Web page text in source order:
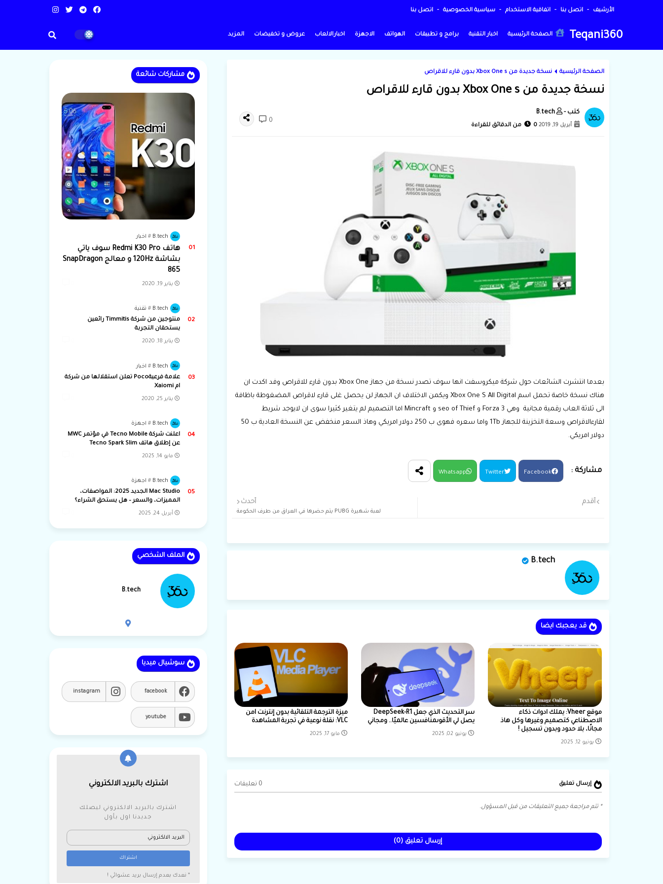
الأرشيف اتصل بنا اتفاقية الاستخدام سياسية الخصوصية اتصل بنا
Teqani360 الصفحة الرئيسية اخبار التقنية برامج و تطبيقات الهواتف الاجهزة اخبارالالعاب عروض و تخفيضات المزيد
الصفحة الرئيسية نسخة جديدة من Xbox One s بدون قارء للاقراص
نسخة جديدة من Xbox One s بدون قارء للاقراص
B.tech
أبريل 19, 2019 0 من الدقائق للقراءة
0
بعدما انتشرت الشائعات حول شركة ميكروسفت انها سوف تصدر نسخة من جهاز Xbox One بدون قارء للاقراص وفد اكدت ان
هناك نسخة خاصة تحمل اسم Xbox One S All Digital ويكمن الاختلاف ان الجهاز لن يحصل غلى قارء لاقراص المضغوطة باظافة
الى ثلاثة العاب رقمية مجانية وهي Forza 3 و seo of Thief و Mincraft اما التصميم لم يتغير كثيرا سوى ان لايوجد شريط
لقارءالاقراص وسعة التخزينة للجهاز 1Tb واما سعره فهوى ب 250 دولار امريكي وهاذ السعر منخفض عن النسخة العادية ب 50
دولار امريكي.
Facebook
Twitter
Whatsapp
أحدث
لعبة شهيرة PUBG يتم حضرها في العراق من طرف الحكومة
أقدم
B.tech
قد يعجبك ايضا
موقع Vheer: يملك ادوات ذكاء
الاصطناعي كتصميم وغيرها وكل هاذ
مجانًا، بلا حدود وبدون تسجيل !
يونيو 12, 2025
سر التحديث الذي جعل DeepSeek-R1
يصل لي الأقوىمنافسين عالميًا.. ومجاني
يونيو 02, 2025
ميزة الترجمة التلقائية بدون إنترنت lمن
VLC: نقلة نوعية في تجربة المشاهدة
مايو 17, 2025
إرسال تعليق 0 تعليقات
* تتم مراجعة جميع التعليقات من قبل المسؤول.
إرسال تعليق (0)
مشاركات شائعة
B.tech اخبار
هاتف Redmi K30 Pro سوف ياتي
بشاشة 120Hz و معالج SnapDragon
865
يناير 19, 2020
B.tech تقنية
منتوجين من شركة Timmitis رائعين
يستحقان التجربة
يناير 18, 2020
B.tech اخبار
علامة فرعيةPoco تعلن استقلالها من شركة
ام Xaiomi
يناير 25, 2020
B.tech اجهزة
اعلنت شركة Tecno Mobile في مؤتمر MWC
عن إطلاق هاتف Tecno Spark Slim
مايو 14, 2025
B.tech اجهزة
Mac Studio الجديد 2025: المواصفات،
المميزات، والسعر – هل يستحق الشراء؟
أبريل 24, 2025
الملف الشخصي
B.tech
سوشيال ميديا
facebook
instagram
youtube
اشترك بالبريد الالكتروني
اشترك بالبريد الالكتروني ليصلك
جديدنا اول بأول
* نعدك بعدم إرسال بريد عشوائي !